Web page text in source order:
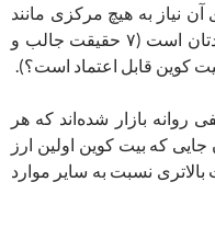
نیاز به هیچ مرکزی مانند
بانک ندارید و همه چیز در دسترس خودتان است (۷ حقیقت جالب و
کوین قابل اعتماد است؟).
روانه بازار شده‌اند که هر
که بیت کوین اولین ارز
نسبت به سایر موارد